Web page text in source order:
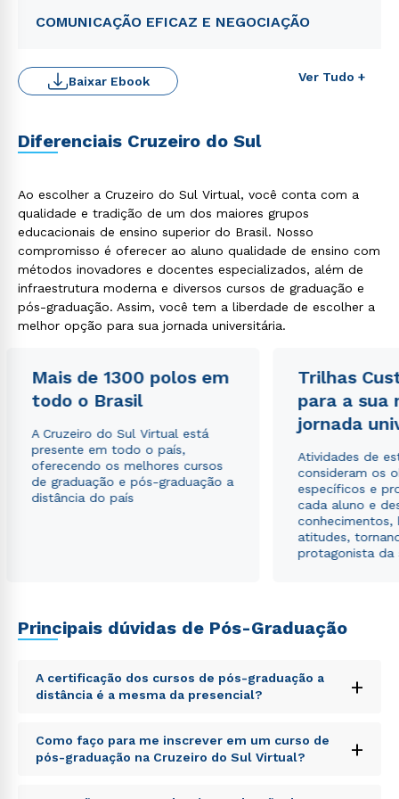
COMUNICAÇÃO EFICAZ E NEGOCIAÇÃO
Ver Tudo +
Baixar Ebook
Diferenciais Cruzeiro do Sul
Ao escolher a Cruzeiro do Sul Virtual, você conta com a
qualidade e tradição de um dos maiores grupos
educacionais de ensino superior do Brasil. Nosso
compromisso é oferecer ao aluno qualidade de ensino com
métodos inovadores e docentes especializados, além de
infraestrutura moderna e diversos cursos de graduação e
pós-graduação. Assim, você tem a liberdade de escolher a
melhor opção para sua jornada universitária.
Mais de 1300 polos em
todo o Brasil
A Cruzeiro do Sul Virtual está
presente em todo o país,
oferecendo os melhores cursos
de graduação e pós-graduação a
distância do país
Trilhas
para a sua
jornada
Atividades de
consideram os
específicos e
cada aluno e
conhecimentos,
atitudes,
protagonista da
Principais dúvidas de Pós-Graduação
A certificação dos cursos de pós-graduação a
distância é a mesma da presencial?
+
Sed ut perspiciatis unde omnis iste natus error sit
voluptatem accusantium doloremque laudantium,
totam rem aperiam, eaque ipsa quae ab illo inventore
Como faço para me inscrever em um curso de
pós-graduação na Cruzeiro do Sul Virtual?
+
ou
Estou de acordo com a Política de Privacidade.